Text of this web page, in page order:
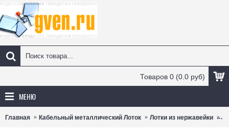
Товаров 0 (0.0 руб)
МЕНЮ
Главная Кабельный металлический Лоток Лотки из нержавейки